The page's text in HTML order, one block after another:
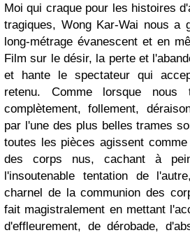
Moi qui craque pour les histoires
tragiques, Wong Kar-Wai nous a
long-métrage évanescent et en
Film sur le désir, la perte et
et hante le spectateur qui
retenu. Comme lorsque nous
complètement, follement,
par l'une des plus belles trames
toutes les pièces agissent
des corps nus, cachant à
l'insoutenable tentation de
charnel de la communion des
fait magistralement en mettant
d'effleurement, de dérobade,